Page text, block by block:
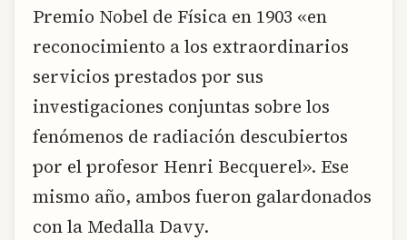
Premio Nobel de Física en 1903 «en
reconocimiento a los extraordinarios
servicios prestados por sus
investigaciones conjuntas sobre los
fenómenos de radiación descubiertos
por el profesor Henri Becquerel». Ese
mismo año, ambos fueron galardonados
con la Medalla Davy.